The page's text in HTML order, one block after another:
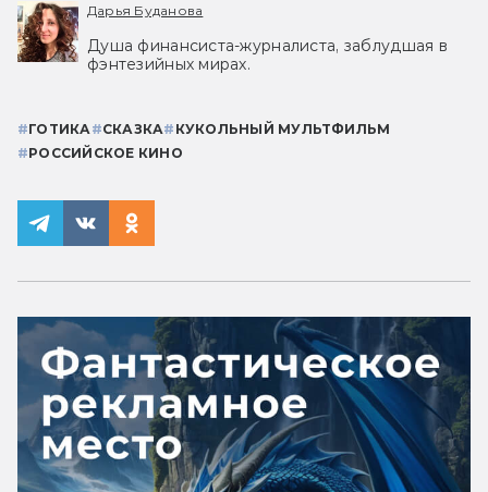
Дарья Буданова
Душа финансиста-журналиста, заблудшая в
фэнтезийных мирах.
#ГОТИКА #СКАЗКА# КУКОЛЬНЫЙ МУЛЬТФИЛЬМ
#РОССИЙСКОЕ КИНО